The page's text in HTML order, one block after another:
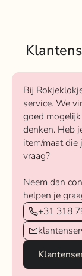
Bij
service. We
goed
denken. Heb
item/maat die
vraag?
Neem dan
helpen je
+31 318